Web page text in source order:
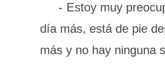
- Estoy muy
día más, está de pie
más y no hay ninguna